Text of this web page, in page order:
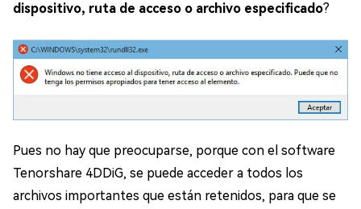
dispositivo, ruta de acceso o archivo especificado?
Pues no hay que preocuparse, porque con el software
Tenorshare 4DDiG, se puede acceder a todos los
archivos importantes que están retenidos, para que se